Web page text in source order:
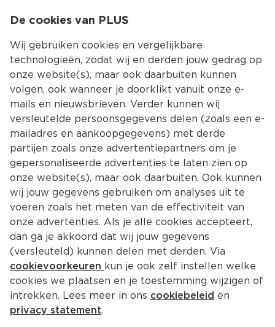
Kies jouw
De cookies van PLUS
Wij gebruiken cookies en vergelijkbare
technologieën, zodat wij en derden jouw gedrag op
onze website(s), maar ook daarbuiten kunnen
volgen, ook wanneer je doorklikt vanuit onze e-
mails en nieuwsbrieven. Verder kunnen wij
versleutelde persoonsgegevens delen (zoals een e-
mailadres en aankoopgegevens) met derde
partijen zoals onze advertentiepartners om je
gepersonaliseerde advertenties te laten zien op
onze website(s), maar ook daarbuiten. Ook kunnen
wij jouw gegevens gebruiken om analyses uit te
voeren zoals het meten van de effectiviteit van
onze advertenties. Als je alle cookies accepteert,
dan ga je akkoord dat wij jouw gegevens
(versleuteld) kunnen delen met derden. Via
cookievoorkeuren kun je ook zelf instellen welke
cookies we plaatsen en je toestemming wijzigen of
intrekken. Lees meer in ons cookiebeleid en
privacy statement.